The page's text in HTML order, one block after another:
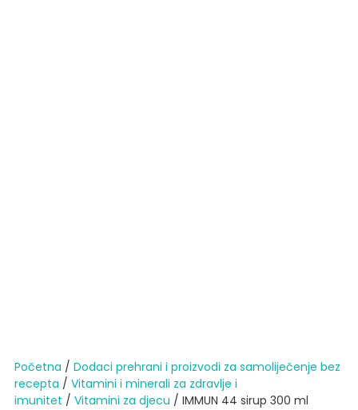
Početna / Dodaci prehrani i proizvodi za samoliječenje bez
recepta / Vitamini i minerali za zdravlje i
imunitet / Vitamini za djecu / IMMUN 44 sirup 300 ml